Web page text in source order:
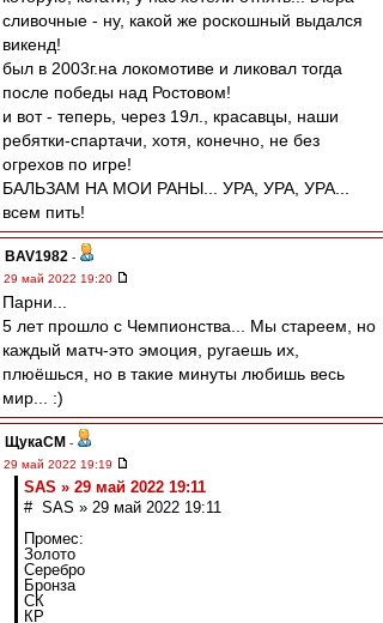
сливочные - ну, какой же роскошный выдался
викенд!
был в 2003г.на локомотиве и ликовал тогда
после победы над Ростовом!
и вот - теперь, через 19л., красавцы, наши
ребятки-спартачи, хотя, конечно, не без
огрехов по игре!
БАЛЬЗАМ НА МОИ РАНЫ... УРА, УРА, УРА...
всем пить!
BAV1982 -
29 май 2022 19:20
Парни...
5 лет прошло с Чемпионства... Мы стареем, но
каждый матч-это эмоция, ругаешь их,
плюёшься, но в такие минуты любишь весь
мир... :)
ЩукаСМ -
29 май 2022 19:19
SAS » 29 май 2022 19:11
# SAS » 29 май 2022 19:11
Промес:
Золото
Серебро
Бронза
СК
КР